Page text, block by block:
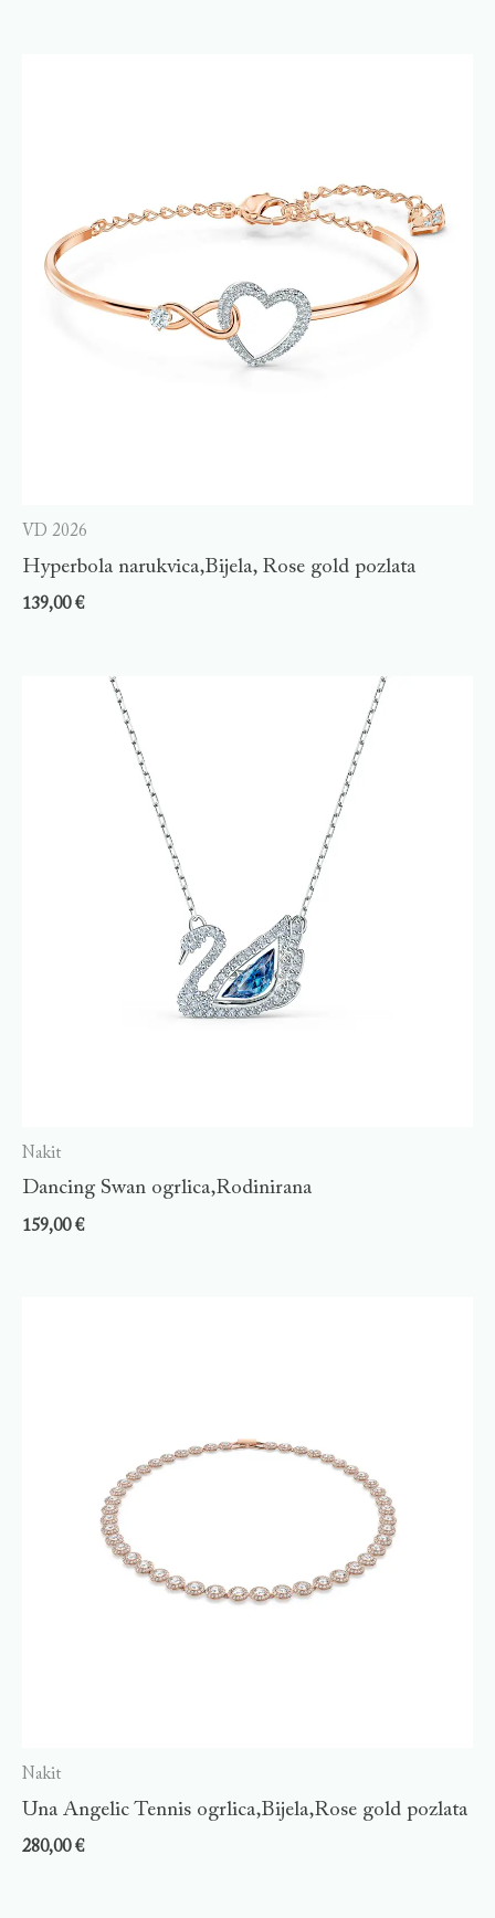
VD 2026
Hyperbola narukvica,Bijela, Rose gold pozlata
139,00€
Nakit
Dancing Swan ogrlica,Rodinirana
159,00€
Nakit
Una Angelic Tennis ogrlica,Bijela,Rose gold pozlata
280,00€